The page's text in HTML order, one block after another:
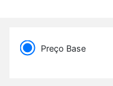
Preço Base